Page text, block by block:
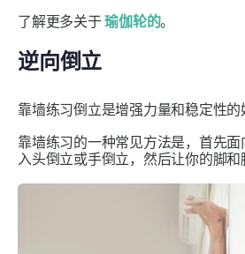
了解更多关于瑜伽轮的。
逆向倒立
靠墙练习倒立是增强力量和稳定性的
靠墙练习的一种常见方法是，首先
入头倒立或手倒立，然后让你的脚